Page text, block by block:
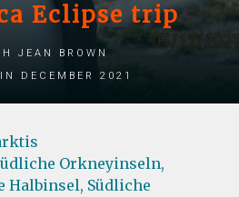
Eclipse trip
Jean Brown
December 2021
Orkneyinseln,
Halbinsel, Südliche